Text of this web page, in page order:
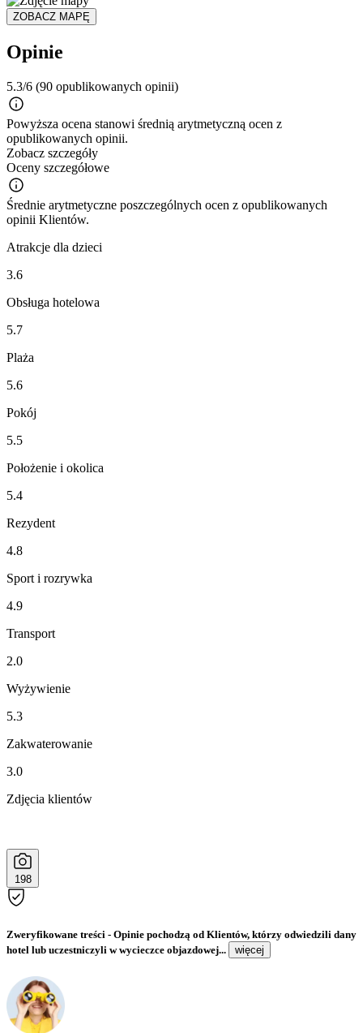
ZOBACZ MAPĘ
Opinie
5.3/6 (90 opublikowanych opinii)
Powyższa ocena stanowi średnią arytmetyczną ocen z
opublikowanych opinii.
Zobacz szczegóły
Oceny szczegółowe
Średnie arytmetyczne poszczególnych ocen z opublikowanych
opinii Klientów.
Atrakcje dla dzieci
3.6
Obsługa hotelowa
5.7
Plaża
5.6
Pokój
5.5
Położenie i okolica
5.4
Rezydent
4.8
Sport i rozrywka
4.9
Transport
2.0
Wyżywienie
5.3
Zakwaterowanie
3.0
Zdjęcia klientów
198
Zweryfikowane treści - Opinie pochodzą od Klientów, którzy odwiedzili dany
hotel lub uczestniczyli w wycieczce objazdowej...
więcej